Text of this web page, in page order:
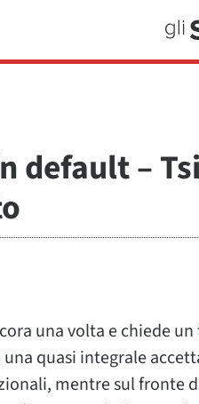
default –
una volta e chiede
quasi integrale
mentre sul fronte